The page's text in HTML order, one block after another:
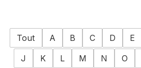
Tout A B C D E
J
K L M N O